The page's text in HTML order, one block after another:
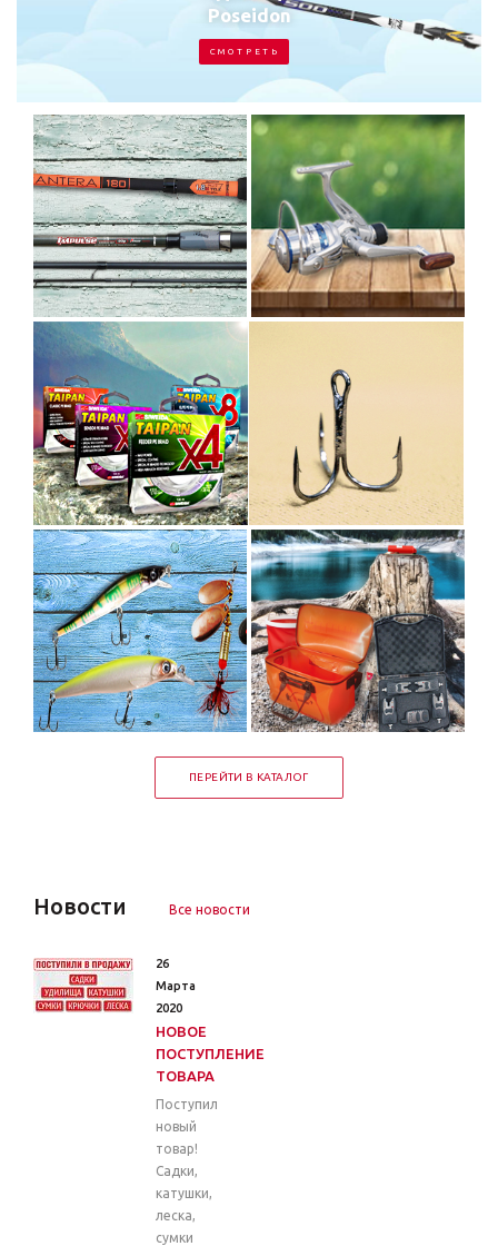
Emotion Jig
С М О Т Р Е Т Ь
ПЕРЕЙТИ В КАТАЛОГ
Новости Все новости
26
Марта
2020
НОВОЕ
ПОСТУПЛЕНИЕ
ТОВАРА
Поступил
новый
товар!
Садки,
катушки,
леска,
сумки